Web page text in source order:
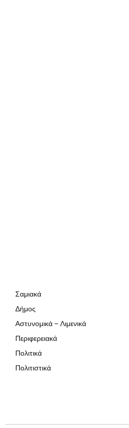
Σαμιακά
Δήμος
Αστυνομικά – Λιμενικά
Περιφερειακά
Πολιτικά
Πολιτιστικά